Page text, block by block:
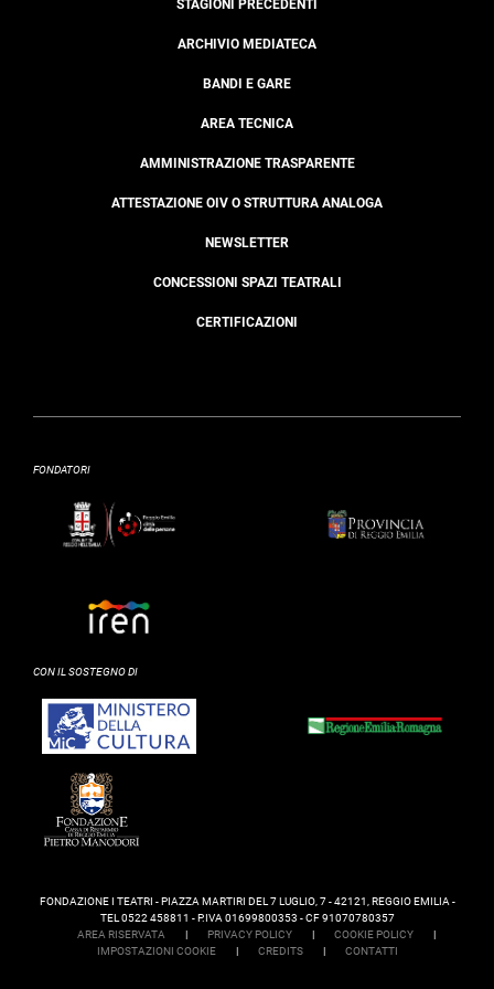
STAGIONI PRECEDENTI
ARCHIVIO MEDIATECA
BANDI E GARE
AREA TECNICA
AMMINISTRAZIONE TRASPARENTE
ATTESTAZIONE OIV O STRUTTURA ANALOGA
NEWSLETTER
CONCESSIONI SPAZI TEATRALI
CERTIFICAZIONI
FONDATORI
CON IL SOSTEGNO DI
FONDAZIONE I TEATRI - PIAZZA MARTIRI DEL 7 LUGLIO, 7 - 42121, REGGIO EMILIA -
TEL 0522 458811 - P.IVA 01699800353 - CF 91070780357
AREA RISERVATA
| PRIVACY POLICY | COOKIE POLICY
|
IMPOSTAZIONI COOKIE
| CREDITS | CONTATTI